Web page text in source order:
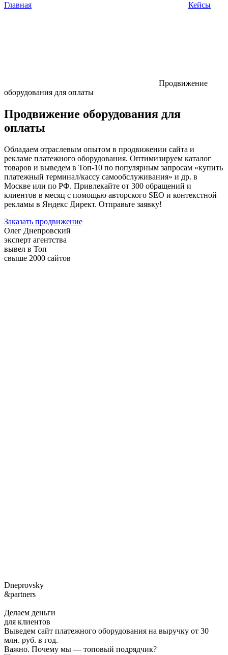
Главная Кейсы
Продвижение
оборудования для оплаты
Продвижение оборудования для
оплаты
Обладаем отраслевым опытом в продвижении сайта и
рекламе платежного оборудования. Оптимизируем каталог
товаров и выведем в Топ-10 по популярным запросам «купить
платежный терминал/кассу самообслуживания» и др. в
Москве или по РФ. Привлекайте от 300 обращений и
клиентов в месяц с помощью авторского SEO и контекстной
рекламы в Яндекс Директ. Отправьте заявку!
Заказать продвижение
Олег Днепровский
эксперт агентства
вывел в Топ
свыше 2000 сайтов
Dneprovsky
&partners
Делаем деньги
для клиентов
Выведем сайт платежного оборудования на выручку от 30
млн. руб. в год.
Важно. Почему мы — топовый подрядчик?